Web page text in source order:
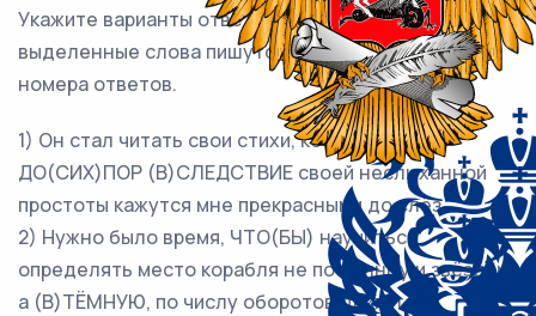
Укажите варианты ответов, в которых все
выделенные слова пишутсяСЛИТНО. Запишите
номера ответов.
1) Он стал читать свои стихи, которые и
ДО(СИХ)ПОР (В)СЛЕДСТВИЕ своей неслыханной
простоты кажутся мне прекрасными до слёз.
2) Нужно было время, ЧТО(БЫ) научиться
определять место корабля не по солнцу и звёздам,
а (В)ТЁМНУЮ, по числу оборотов двигателя.